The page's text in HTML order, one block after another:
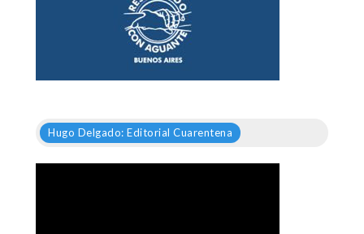
Hugo Delgado: Editorial Cuarentena